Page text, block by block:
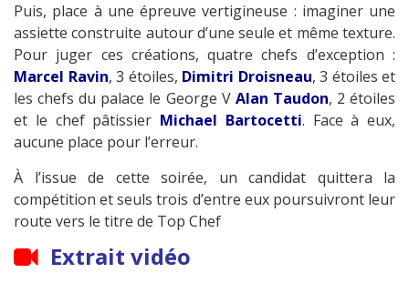
Puis, place à une épreuve vertigineuse : imaginer une
assiette construite autour d’une seule et même texture.
Pour juger ces créations, quatre chefs d’exception :
Marcel Ravin, 3 étoiles, Dimitri Droisneau, 3 étoiles et
les chefs du palace le George V Alan Taudon, 2 étoiles
et le chef pâtissier Michael Bartocetti. Face à eux,
aucune place pour l’erreur.
À l’issue de cette soirée, un candidat quittera la
compétition et seuls trois d’entre eux poursuivront leur
route vers le titre de Top Chef
Extrait vidéo